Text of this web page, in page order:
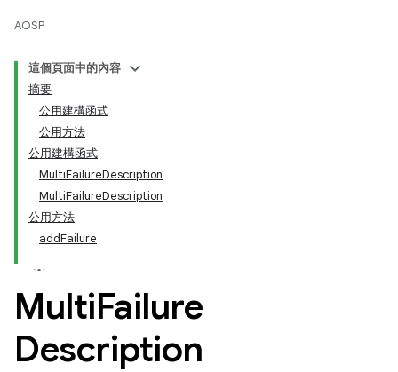
AOSP
這個頁面中的內容
摘要
公用建構函式
公用方法
公用建構函式
MultiFailureDescription
MultiFailureDescription
公用方法
addFailure
MultiFailure
Description